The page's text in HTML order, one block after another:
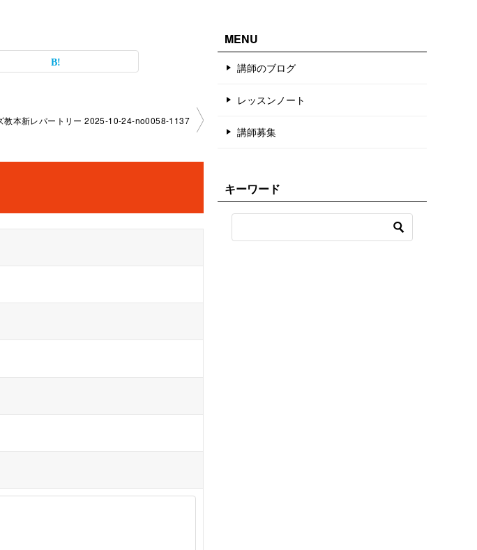
教本新レパートリー 2025-10-24-no0058-1137
MENU
講師のブログ
レッスンノート
講師募集
キーワード